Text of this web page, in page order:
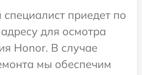
специалист приедет по
для осмотра
Honor. В случае
мы обеспечим